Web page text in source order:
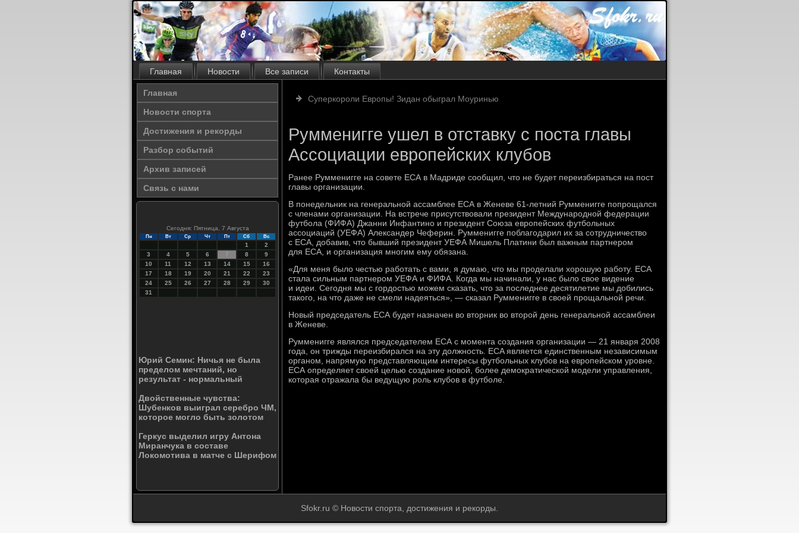
Главная Новости Все записи Контакты
Главная
Новости спорта
Достижения и рекорды
Разбор событий
Архив записей
Связь с нами
Сегодня: Пятница, 7 Августа
Пн Вт Ср Чт Пт Сб Вс
1
2
3
4 5 6 7 8
9
10
11 12 13 14 15
16
17
18 19 20 21 22
23
24
25 26 27 28 29
30
31
Юрий Семин: Ничья не была
пределом мечтаний, но
результат - нормальный
Двойственные чувства:
Шубенков выиграл серебро ЧМ,
которое могло быть золотом
Геркус выделил игру Антона
Миранчука в составе
Локомотива в матче с Шерифом
Суперкороли Европы! Зидан обыграл Моуринью
Румменигге ушел в отставку с поста главы
Ассоциации европейских клубов
Ранее Румменигге на совете ЕСА в Мадриде сообщил, что не будет переизбираться на пост
главы организации.
В понедельник на генеральной ассамблее ЕСА в Женеве 61-летний Румменигге попрощался
с членами организации. На встрече присутствовали президент Международной федерации
футбола (ФИФА) Джанни Инфантино и президент Союза европейских футбольных
ассоциаций (УЕФА) Александер Чеферин. Румменигге поблагодарил их за сотрудничество
с ЕСА, добавив, что бывший президент УЕФА Мишель Платини был важным партнером
для ЕСА, и организация многим ему обязана.
«Для меня было честью работать с вами, я думаю, что мы проделали хорошую работу. ЕСА
стала сильным партнером УЕФА и ФИФА. Когда мы начинали, у нас было свое видение
и идеи. Сегодня мы с гордостью можем сказать, что за последнее десятилетие мы добились
такого, на что даже не смели надеяться», — сказал Румменигге в своей прощальной речи.
Новый председатель ЕСА будет назначен во вторник во второй день генеральной ассамблеи
в Женеве.
Румменигге являлся председателем ЕСА с момента создания организации — 21 января 2008
года, он трижды переизбирался на эту должность. ECA является единственным независимым
органом, напрямую представляющим интересы футбольных клубов на европейском уровне.
ЕСА определяет своей целью создание новой, более демократической модели управления,
которая отражала бы ведущую роль клубов в футболе.
Sfokr.ru © Новости спорта, достижения и рекорды.